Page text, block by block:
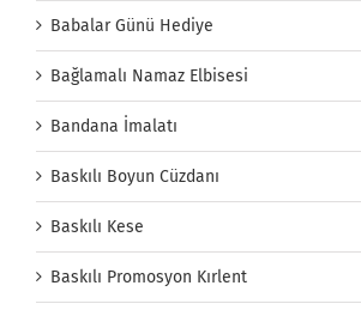
Babalar Günü Hediye
Bağlamalı Namaz Elbisesi
Bandana İmalatı
Baskılı Boyun Cüzdanı
Baskılı Kese
Baskılı Promosyon Kırlent